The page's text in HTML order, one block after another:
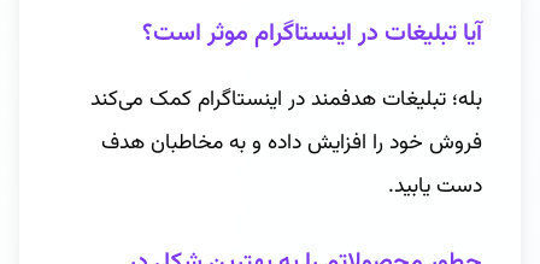
آیا تبلیغات در اینستاگرام موثر است؟
بله؛ تبلیغات هدفمند در اینستاگرام کمک می‌کند
فروش خود را افزایش داده و به مخاطبان هدف
دست یابید.